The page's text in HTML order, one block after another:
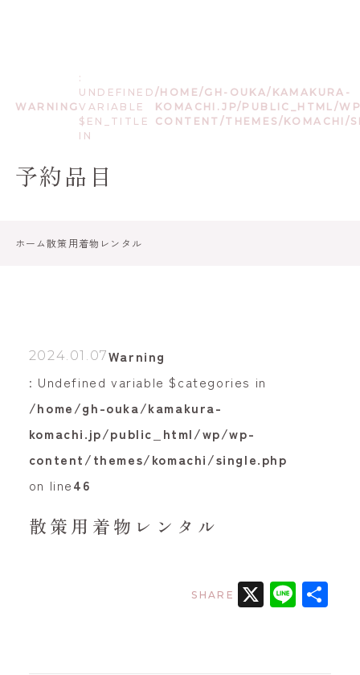
WARNING
:
UNDEFINED
VARIABLE
$EN_TITLE
IN
/HOME/GH-OUKA/KAMAKURA-
KOMACHI.JP/PUBLIC_HTML/
CONTENT/THEMES/KOMACHI/
予約品目
ホーム散策用着物レンタル
2024.01.07Warning
: Undefined variable $categories in
/home/gh-ouka/kamakura-
komachi.jp/public_html/wp/wp-
content/themes/komachi/single.php
on line46
散策用着物レンタル
SHARE X Line